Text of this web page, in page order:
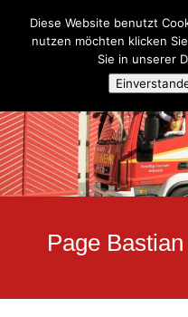
Page Bastian
Diese Website benutzt
nutzen möchten klicken
Sie in unserer